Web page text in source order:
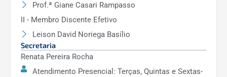
Prof.ª Giane Casari Rampasso
II - Membro Discente Efetivo
Leison David Noriega Basílio
Secretaria
Renata Pereira Rocha
Atendimento Presencial: Terças, Quintas e Sextas-